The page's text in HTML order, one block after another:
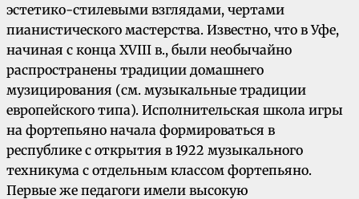
эстетико-стилевыми взглядами, чертами
пианистического мастерства. Известно, что в Уфе,
начиная с конца XVIII в., были необычайно
распространены традиции домашнего
музицирования (см. музыкальные традиции
европейского типа). Исполнительская школа игры
на фортепьяно начала формироваться в
республике с открытия в 1922 музыкального
техникума с отдельным классом фортепьяно.
Первые же педагоги имели высокую